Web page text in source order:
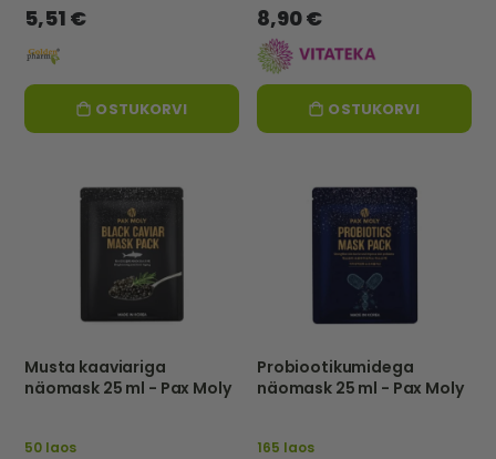
5,51 €
OSTUKORVI
8,90 €
OSTUKORVI
Musta kaaviariga
näomask 25 ml - Pax Moly
50 laos
Probiootikumidega
näomask 25 ml - Pax Moly
165 laos